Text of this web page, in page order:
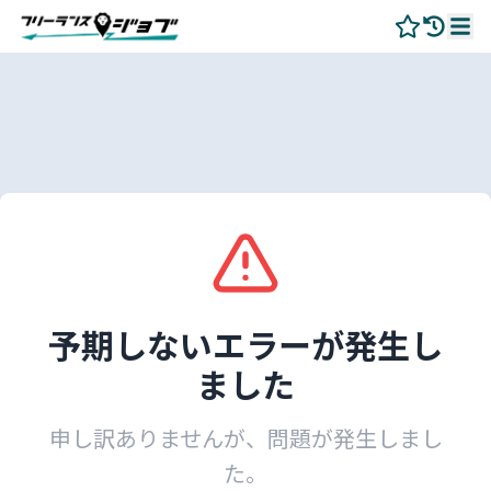
予期しないエラーが発生し
ました
申し訳ありませんが、問題が発生しまし
た。